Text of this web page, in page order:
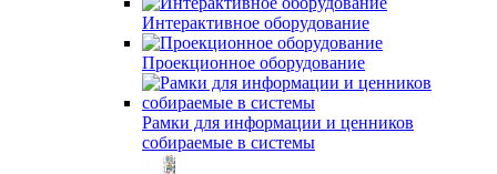
Интерактивное оборудование
Проекционное оборудование
Рамки для информации и ценников
собираемые в системы